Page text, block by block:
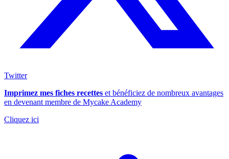
Twitter
Imprimez mes fiches recettes et bénéficiez de nombreux avantages
en devenant membre de Mycake Academy
Cliquez ici